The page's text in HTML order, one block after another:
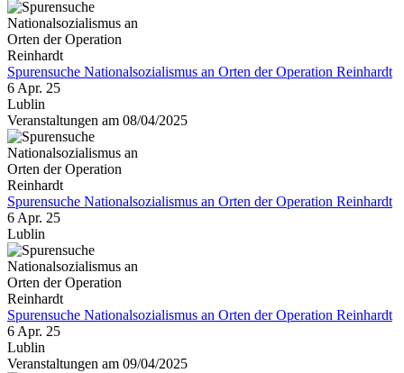
Spurensuche Nationalsozialismus an Orten der Operation Reinhardt
6 Apr. 25
Lublin
Veranstaltungen am 08/04/2025
Spurensuche Nationalsozialismus an Orten der Operation Reinhardt
6 Apr. 25
Lublin
Spurensuche Nationalsozialismus an Orten der Operation Reinhardt
6 Apr. 25
Lublin
Veranstaltungen am 09/04/2025